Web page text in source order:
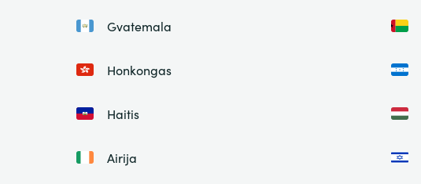
Gvatemala
Honkongas
Haitis
Airija